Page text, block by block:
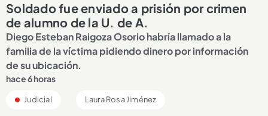
Soldado fue enviado a prisión por crimen
de alumno de la U. de A.
Diego Esteban Raigoza Osorio habría llamado a la
familia de la víctima pidiendo dinero por información
de su ubicación.
hace 6 horas
Judicial Laura Rosa Jiménez